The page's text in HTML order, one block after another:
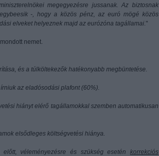
megegyezésre jussanak. Az biztosnak
-, hogy a közös pénz, az euró mögé közös
elveket helyeznek majd az eurózóna tagállamai."
nemet.
és a túlköltekezők hatékonyabb megbüntetése.
az eladósodási plafont (60%).
hiányt elérő tagállamokkal szemben automatikusan
elsődleges költségvetési hiánya.
véleményezésre és szükség esetén korrekciós